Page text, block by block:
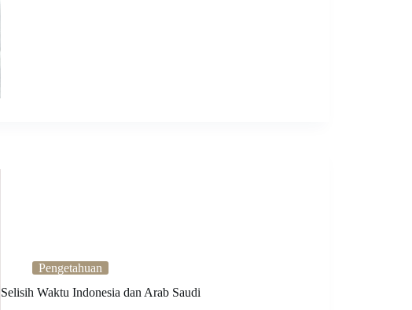
Pengetahuan
Selisih Waktu Indonesia dan Arab Saudi